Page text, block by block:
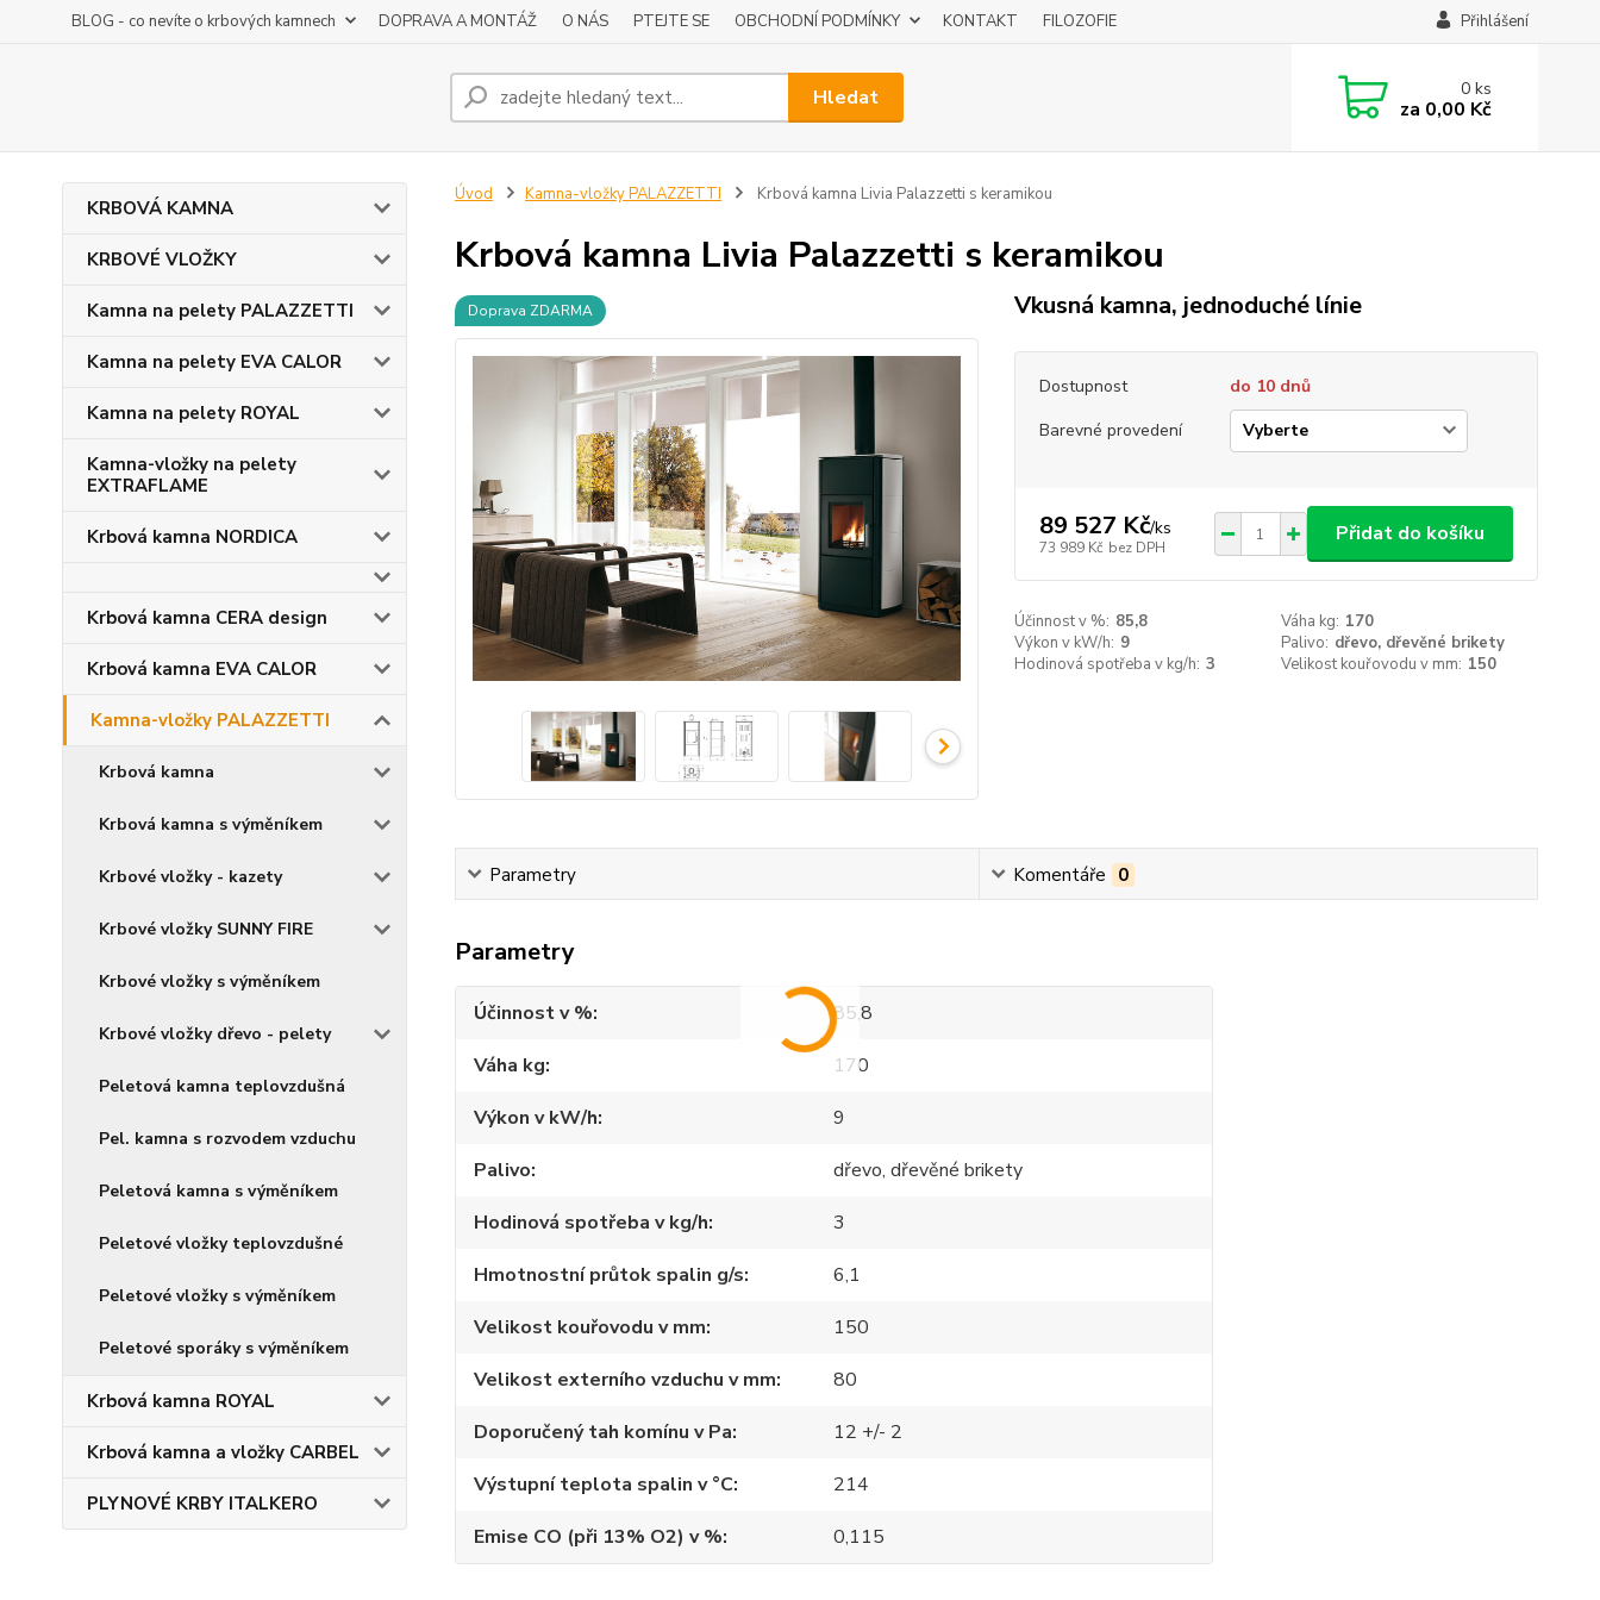
BLOG - co nevíte o krbových kamnech DOPRAVA A MONTÁŽ O NÁS PTEJTE SE OBCHODNÍ PODMÍNKY KONTAKT FILOZOFIE Přihlášení
Hledat 0ks
za 0,00 Kč
KRBOVÁ KAMNA
KRBOVÉ VLOŽKY
Kamna na pelety PALAZZETTI
Kamna na pelety EVA CALOR
Kamna na pelety ROYAL
Kamna-vložky na pelety
EXTRAFLAME
Krbová kamna NORDICA
Krbová kamna CERA design
Krbová kamna EVA CALOR
Kamna-vložky PALAZZETTI
Krbová kamna
Krbová kamna s výměníkem
Krbové vložky - kazety
Krbové vložky SUNNY FIRE
Krbové vložky s výměníkem
Krbové vložky dřevo - pelety
Peletová kamna teplovzdušná
Pel. kamna s rozvodem vzduchu
Peletová kamna s výměníkem
Peletové vložky teplovzdušné
Peletové vložky s výměníkem
Peletové sporáky s výměníkem
Krbová kamna ROYAL
Krbová kamna a vložky CARBEL
PLYNOVÉ KRBY ITALKERO
Úvod Kamna-vložky PALAZZETTI Krbová kamna Livia Palazzetti s keramikou
Krbová kamna Livia Palazzetti s keramikou
Doprava ZDARMA Vkusná kamna, jednoduché línie
Dostupnost
do 10 dnů
Barevné provedení
89 527 Kč/ks
73 989 Kč bez DPH
Přidat do košíku
Účinnost v %: 85,8 Váha kg: 170
Výkon v kW/h: 9 Palivo: dřevo, dřevěné brikety
Hodinová spotřeba v kg/h: 3 Velikost kouřovodu v mm: 150
Parametry Komentáře 0
Parametry
Účinnost v %
85,8
Váha kg
170
Výkon v kW/h
9
Palivo
dřevo, dřevěné brikety
Hodinová spotřeba v kg/h
3
Hmotnostní průtok spalin g/s
6,1
Velikost kouřovodu v mm
150
Velikost externího vzduchu v mm
80
Doporučený tah komínu v Pa
12 +/- 2
Výstupní teplota spalin v °C
214
Emise CO (při 13% O2) v %
0,115